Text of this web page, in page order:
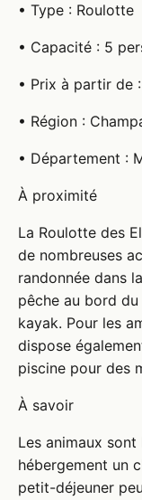
• Type : Roulotte
• Capacité : 5
• Prix à partir de
• Région :
• Département :
À proximité
La Roulotte des
de nombreuses
randonnée dans
pêche au bord
kayak. Pour les
dispose
piscine pour des
À savoir
Les animaux
hébergement un
petit-déjeuner